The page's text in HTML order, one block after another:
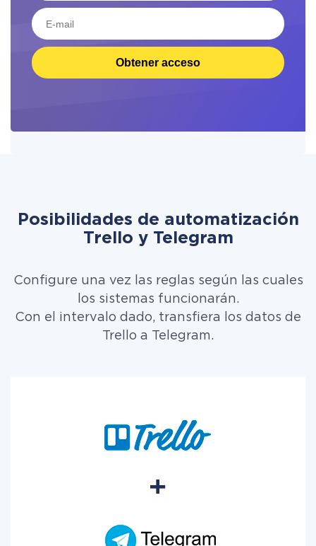
Obtener acceso
Posibilidades de automatización
Trello y Telegram
Configure una vez las reglas según las cuales
los sistemas funcionarán.
Con el intervalo dado, transfiera los datos de
Trello a Telegram.